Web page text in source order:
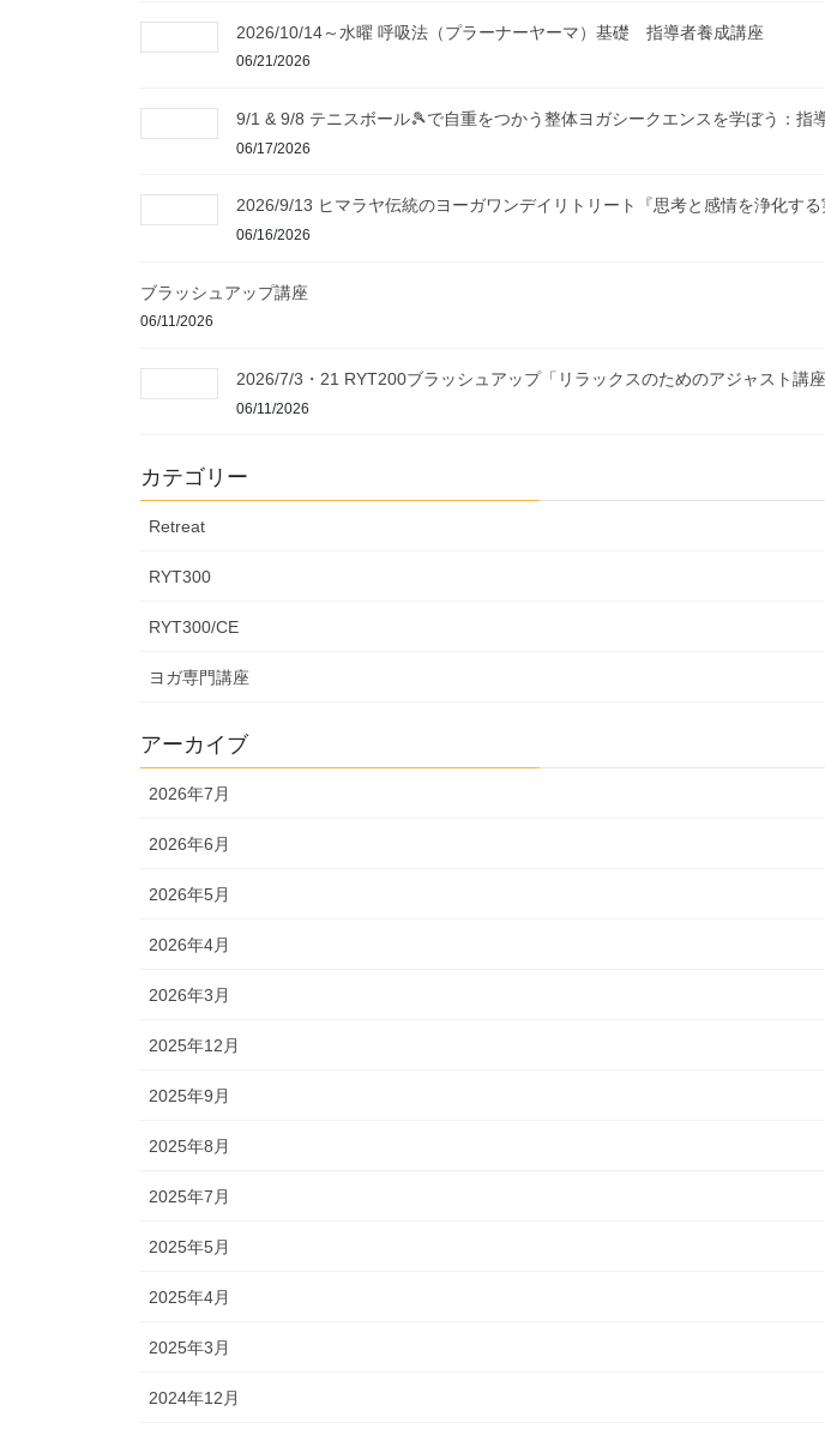
2026/10/14～水曜 呼吸法（プラーナーヤーマ）基礎 指導者養成講座
06/21/2026
9/1 & 9/8 テニスボール🎾で自重をつかう整体ヨガシークエンスを学ぼう：
06/17/2026
2026/9/13 ヒマラヤ伝統のヨーガワンデイリトリート『思考と感情を浄化す
06/16/2026
ブラッシュアップ講座
06/11/2026
2026/7/3・21 RYT200ブラッシュアップ「リラックスのためのアジャスト講座
06/11/2026
カテゴリー
Retreat
RYT300
RYT300/CE
ヨガ専門講座
アーカイブ
2026年7月
2026年6月
2026年5月
2026年4月
2026年3月
2025年12月
2025年9月
2025年8月
2025年7月
2025年5月
2025年4月
2025年3月
2024年12月